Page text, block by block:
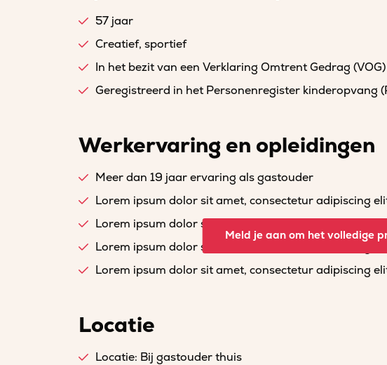
57 jaar
Creatief, sportief
In het bezit van een Verklaring Omtrent Gedrag (VOG)
Geregistreerd in het Personenregister kinderopvang
Werkervaring en opleidingen
Meer dan 19 jaar ervaring als gastouder
Lorem ipsum dolor sit amet, consectetur adipiscing
Lorem ipsum dolor sit amet, consectetur adipiscing
Lorem ipsum dolor sit amet, consectetur adipiscing
Lorem ipsum dolor sit amet, consectetur adipiscing
Meld je aan om het volledige
Locatie
Locatie: Bij gastouder thuis